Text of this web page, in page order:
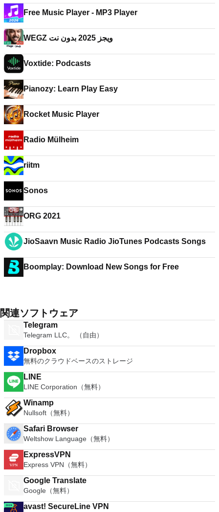
Free Music Player - MP3 Player
WEGZ ويجز 2025 بدون نت
Voxtide: Podcasts
Pianozy: Learn Play Easy
Rocket Music Player
Radio Mülheim
riitm
Sonos
ORG 2021
JioSaavn Music Radio JioTunes Podcasts Songs
Boomplay: Download New Songs for Free
関連ソフトウェア
Telegram
Telegram LLC。 （自由）
Dropbox
無料のクラウドベースのストレージ
LINE
LINE Corporation（無料）
Winamp
Nullsoft（無料）
Safari Browser
Weltshow Language（無料）
ExpressVPN
Express VPN（無料）
Google Translate
Google（無料）
avast! SecureLine VPN